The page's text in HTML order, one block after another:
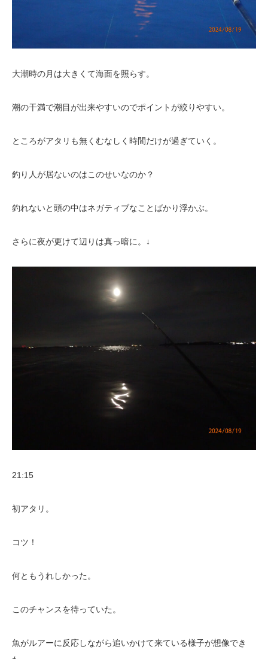
大潮時の月は大きくて海面を照らす。
潮の干満で潮目が出来やすいのでポイントが絞りやすい。
ところがアタリも無くむなしく時間だけが過ぎていく。
釣り人が居ないのはこのせいなのか？
釣れないと頭の中はネガティブなことばかり浮かぶ。
さらに夜が更けて辺りは真っ暗に。↓
21:15
初アタリ。
コツ！
何ともうれしかった。
このチャンスを待っていた。
魚がルアーに反応しながら追いかけて来ている様子が想像でき